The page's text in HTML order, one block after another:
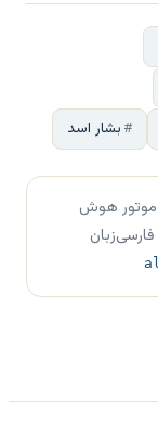
بشار اسد
موتور هوش